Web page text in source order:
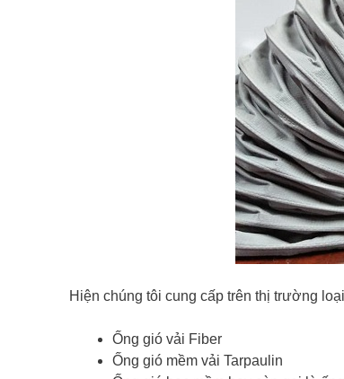
Hiện chúng tôi cung cấp trên thị trường loại
Ống gió vải Fiber
Ống gió mềm vải Tarpaulin